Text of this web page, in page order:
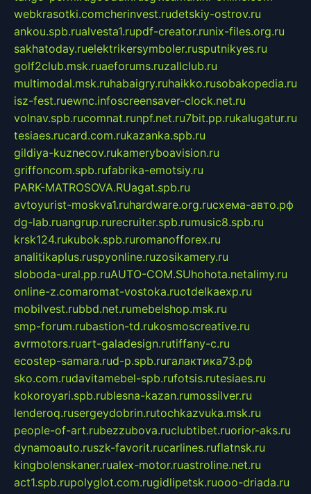
webkrasotki.comcherinvest.rudetskiy-ostrov.ru
ankou.spb.rualvesta1.rupdf-creator.runix-files.org.ru
sakhatoday.ruelektrikersymboler.rusputnikyes.ru
golf2club.msk.ruaeforums.ruzallclub.ru
multimodal.msk.ruhabaigry.ruhaikko.rusobakopedia.ru
isz-fest.ruewnc.infoscreensaver-clock.net.ru
volnav.spb.rucomnat.runpf.net.ru7bit.pp.rukalugatur.ru
tesiaes.rucard.com.rukazanka.spb.ru
gildiya-kuznecov.rukameryboavision.ru
griffoncom.spb.rufabrika-emotsiy.ru
PARK-MATROSOVA.RUagat.spb.ru
avtoyurist-moskva1.ruhardware.org.ruсхема-авто.рф
dg-lab.ruangrup.rurecruiter.spb.rumusic8.spb.ru
krsk124.rukubok.spb.ruromanofforex.ru
analitikaplus.ruspyonline.ruzosikamery.ru
sloboda-ural.pp.ruAUTO-COM.SUhohota.netalimy.ru
online-z.comaromat-vostoka.ruotdelkaexp.ru
mobilvest.rubbd.net.rumebelshop.msk.ru
smp-forum.rubastion-td.rukosmoscreative.ru
avrmotors.ruart-galadesign.rutiffany-c.ru
ecostep-samara.rud-p.spb.ruгалактика73.рф
sko.com.rudavitamebel-spb.rufotsis.rutesiaes.ru
kokoroyari.spb.rublesna-kazan.rumossilver.ru
lenderoq.rusergeydobrin.rutochkazvuka.msk.ru
people-of-art.rubezzubova.ruclubtibet.ruorior-aks.ru
dynamoauto.ruszk-favorit.rucarlines.ruflatnsk.ru
kingbolenskaner.rualex-motor.ruastroline.net.ru
act1.spb.rupolyglot.com.rugidlipetsk.ruooo-driada.ru